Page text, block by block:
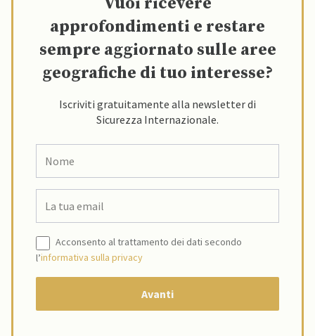
approfondimenti e restare
sempre aggiornato sulle aree
geografiche di tuo interesse?
Iscriviti gratuitamente alla newsletter di
Sicurezza Internazionale.
Acconsento al trattamento dei dati secondo
l’informativa sulla privacy